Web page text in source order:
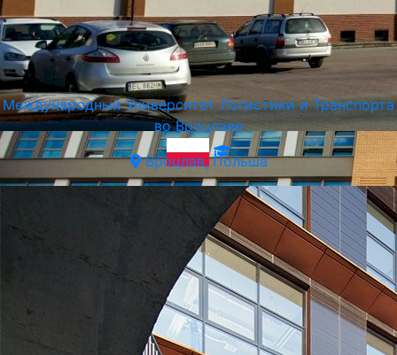
Международный Университет Логистики и Транспорта
во Вроцлаве
Вроцлав, Польша